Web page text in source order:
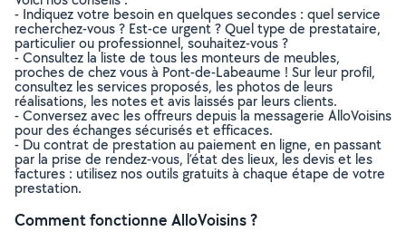
- Indiquez votre besoin en quelques secondes : quel service
recherchez-vous ? Est-ce urgent ? Quel type de prestataire,
particulier ou professionnel, souhaitez-vous ?
- Consultez la liste de tous les monteurs de meubles,
proches de chez vous à Pont-de-Labeaume ! Sur leur profil,
consultez les services proposés, les photos de leurs
réalisations, les notes et avis laissés par leurs clients.
- Conversez avec les offreurs depuis la messagerie AlloVoisins
pour des échanges sécurisés et efficaces.
- Du contrat de prestation au paiement en ligne, en passant
par la prise de rendez-vous, l’état des lieux, les devis et les
factures : utilisez nos outils gratuits à chaque étape de votre
prestation.
Comment fonctionne AlloVoisins ?